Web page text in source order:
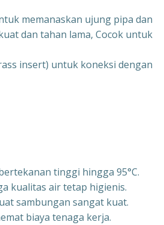
memanaskan ujung pipa dan
dan tahan lama, Cocok untuk
insert) untuk koneksi dengan
tinggi hingga 95°C.
kualitas air tetap higienis.
sambungan sangat kuat.
biaya tenaga kerja.